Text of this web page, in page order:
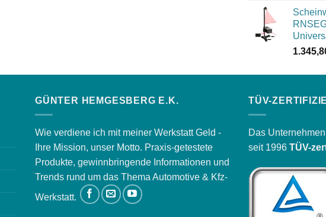
GÜNTER HEMGESBERG E.K.
Wie verdiene ich mit meiner Werkstatt Geld -
Ihre Mission, unser Motto. Praxis-getestete
Produkte, gewinnbringende Informationen und
Trends rund um das Thema Automotive & Kfz-
Werkstatt.
TÜV-
Das
seit 1996 TÜV-